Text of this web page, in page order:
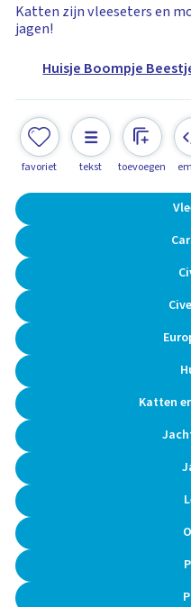
Katten zijn vleeseters en
jagen!
Huisje Boompje
favoriet tekst toevoegen
Katten